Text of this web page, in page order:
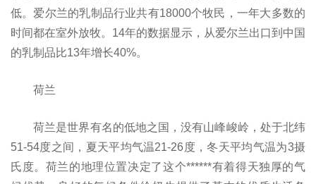
低。爱尔兰的乳制品行业共有18000个牧民，一年大多数的
时间都在室外放牧。14年的数据显示，从爱尔兰出口到中国
的乳制品比13年增长40%。
荷兰
荷兰是世界有名的低地之国，没有山峰峻岭，处于北纬
51-54度之间，夏天平均气温21-26度，冬天平均气温为3摄
氏度。荷兰的地理位置决定了这个******有着得天独厚的气